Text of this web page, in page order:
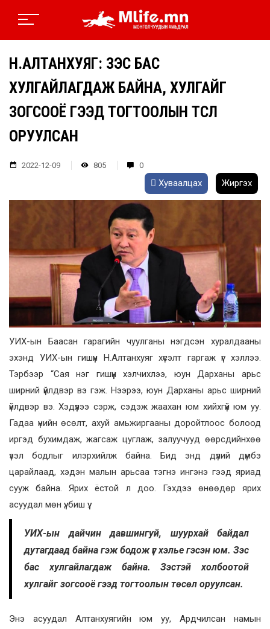
Н.АЛТАНХУЯГ: ЗЭС БАС
ХУЛГАЙЛАГДАЖ БАЙНА, ХУЛГАЙГ
ЗОГСООЁ ГЭЭД ТОГТООЛЫН ТӨСӨЛ
ОРУУЛСАН
2022-12-09 805 0
Хуваалцах Жиргэх
УИХ-ын Баасан гарагийн чуулганы нэгдсэн хуралдааны
эхэнд УИХ-ын гишүүн Н.Алтанхуяг хүсэлт гаргаж үг хэллээ.
Тэрбээр “Сая нэг гишүүн хэлчихлээ, юун Дарханы арьс
ширний үйлдвэр вэ гэж. Нээрээ, юун Дарханы арьс ширний
үйлдвэр вэ. Хэдүүлээ сэрж, сэдэж жаахан юм хийхгүй юм уу.
Гадаа үнийн өсөлт, ахуй амьжиргааны доройтлоос болоод
иргэд бухимдаж, жагсаж цуглаж, залуучууд өөрсдийнхөө
үзэл бодлыг илэрхийлж байна. Бид энд дүлий дүмбэ
царайлаад, хэдэн малын арьсаа тэгнэ ингэнэ гээд яриад
сууж байна. Ярих ёстой л доо. Гэхдээ өнөөдөр ярих
асуудал мөн үү, биш үү.
УИХ-ын дайчин давшингуй, шуурхай байдал
дутагдаад байна гэж бодож үг хэлье гэсэн юм. Зэс
бас хулгайлагдаж байна. Зэстэй холбоотой
хулгайг зогсооё гээд тогтоолын төсөл оруулсан.
Энэ асуудал Алтанхуягийн юм уу, Ардчилсан намын